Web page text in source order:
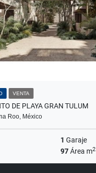
VENTA
DE PLAYA GRAN TULUM
Roo, México
1 Garaje
97Área m2